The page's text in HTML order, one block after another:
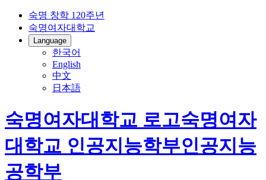
숙명 창학 120주년
숙명여자대학교
Language
한국어
English
中文
日本語
숙명여자대학교 로고숙명여자
대학교 인공지능학부인공지능
공학부